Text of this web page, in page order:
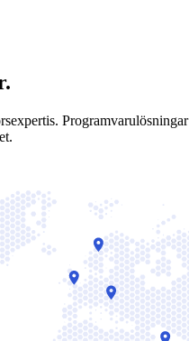
Programvarulösningar